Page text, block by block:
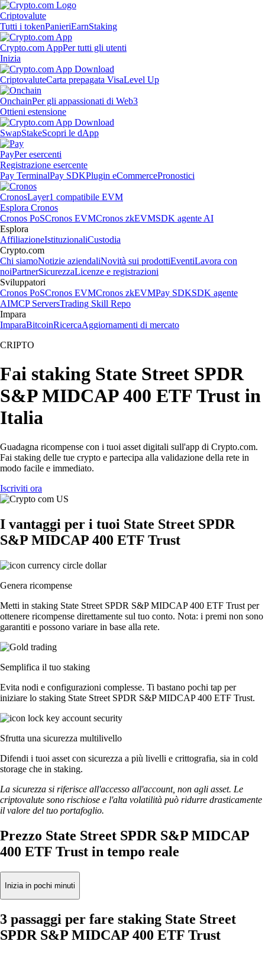
Criptovalute
Tutti i tokenPanieriEarnStaking
Crypto.com AppPer tutti gli utenti
Inizia
CriptovaluteCarta prepagata VisaLevel Up
OnchainPer gli appassionati di Web3
Ottieni estensione
SwapStakeScopri le dApp
PayPer esercenti
Registrazione esercente
Pay TerminalPay SDKPlugin eCommercePronostici
CronosLayer1 compatibile EVM
Esplora Cronos
Cronos PoSCronos EVMCronos zkEVMSDK agente AI
Esplora
AffiliazioneIstituzionaliCustodia
Crypto.com
Chi siamoNotizie aziendaliNovità sui prodottiEventiLavora con
noiPartnerSicurezzaLicenze e registrazioni
Sviluppatori
Cronos PoSCronos EVMCronos zkEVMPay SDKSDK agente
AIMCP ServersTrading Skill Repo
Impara
ImparaBitcoinRicercaAggiornamenti di mercato
CRIPTO
Fai staking State Street SPDR
S&P MIDCAP 400 ETF Trust in
Italia
Guadagna ricompense con i tuoi asset digitali sull'app di Crypto.com.
Fai staking delle tue crypto e partecipa alla validazione della rete in
modo facile e immediato.
Iscriviti ora
I vantaggi per i tuoi State Street SPDR
S&P MIDCAP 400 ETF Trust
Genera ricompense
Metti in staking State Street SPDR S&P MIDCAP 400 ETF Trust per
ottenere ricompense direttamente sul tuo conto. Nota: i premi non sono
garantiti e possono variare in base alla rete.
Semplifica il tuo staking
Evita nodi e configurazioni complesse. Ti bastano pochi tap per
iniziare lo staking State Street SPDR S&P MIDCAP 400 ETF Trust.
Sfrutta una sicurezza multilivello
Difendi i tuoi asset con sicurezza a più livelli e crittografia, sia in cold
storage che in staking.
La sicurezza si riferisce all'accesso all'account, non agli asset. Le
criptovalute sono rischiose e l'alta volatilità può ridurre drasticamente
il valore del tuo portafoglio.
Prezzo State Street SPDR S&P MIDCAP
400 ETF Trust in tempo reale
Inizia in pochi minuti
3 passaggi per fare staking State Street
SPDR S&P MIDCAP 400 ETF Trust